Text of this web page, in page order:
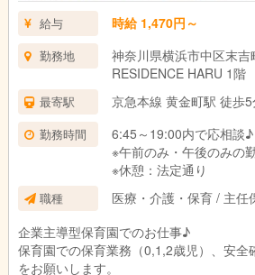
給与 時給 1,470円～
勤務地
神奈川県横浜市中区末
RESIDENCE HARU 1階
最寄駅 京急本線 黄金町駅 徒歩5
勤務時間
6:45～19:00内で応相談♪
※午前のみ・午後のみの
※休憩：法定通り
職種
医療・介護・保育 / 主任
企業主導型保育園でのお仕事♪
保育園での保育業務（0,1,2歳児）、安全
をお願いします。